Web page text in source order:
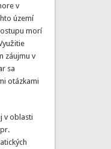
v
území
morí
záujmu v
sa
otázkami
v oblasti